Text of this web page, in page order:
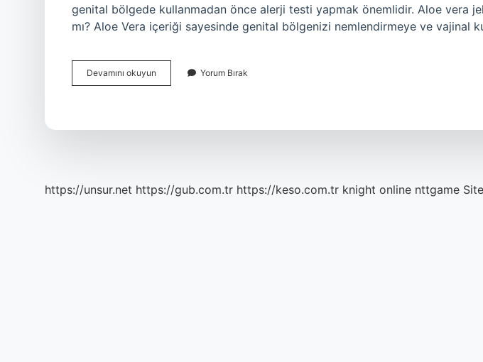
genital bölgede kullanmadan önce alerji testi yapmak önemlidir. Aloe vera
mı? Aloe Vera içeriği sayesinde genital bölgenizi nemlendirmeye ve vajinal
Devamını okuyun Vajinaya
Aloe
Yorum Bırak
https://unsur.net https://gub.com.tr https://keso.com.tr knight online nttgame